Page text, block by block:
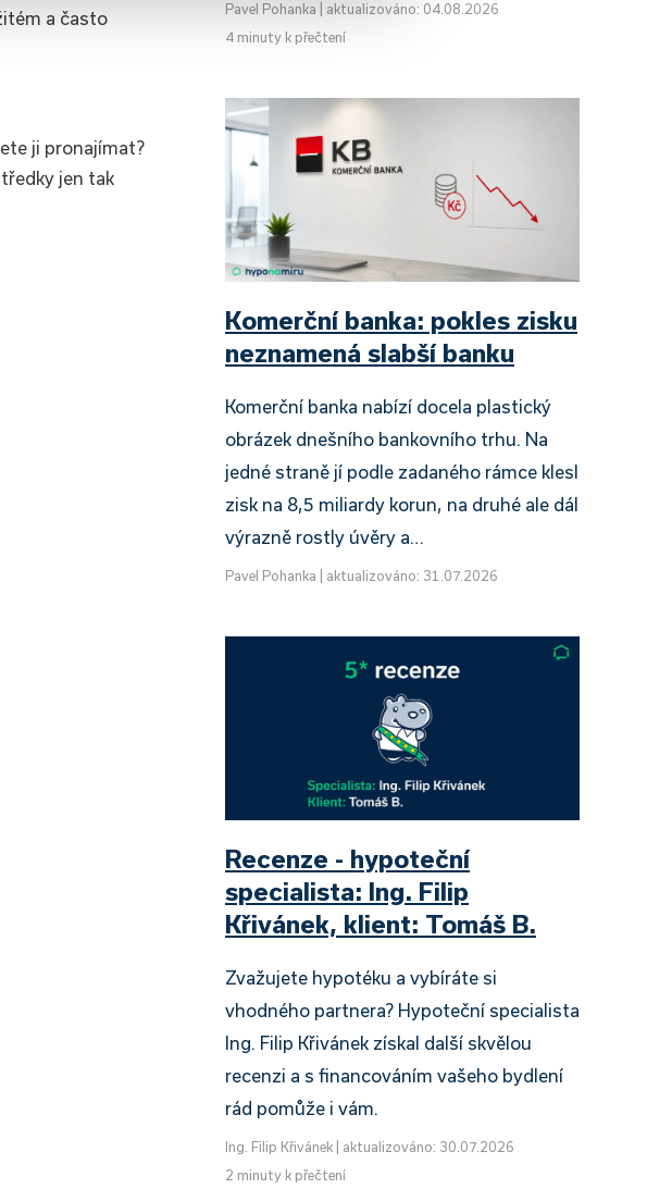
a často
ji pronajímat?
jen tak
Pavel Pohanka
aktualizováno: 04.08.2026
4 minuty k přečtení
Komerční banka: pokles zisku
neznamená slabší banku
Komerční banka nabízí docela plastický
obrázek dnešního bankovního trhu. Na
jedné straně jí podle zadaného rámce klesl
zisk na 8,5 miliardy korun, na druhé ale dál
výrazně rostly úvěry a…
Pavel Pohanka aktualizováno: 31.07.2026
Recenze - hypoteční
specialista: Ing. Filip
Křivánek, klient: Tomáš B.
Zvažujete hypotéku a vybíráte si
vhodného partnera? Hypoteční specialista
Ing. Filip Křivánek získal další skvělou
recenzi a s financováním vašeho bydlení
rád pomůže i vám.
Ing. Filip Křivánek
aktualizováno: 30.07.2026
2 minuty k přečtení